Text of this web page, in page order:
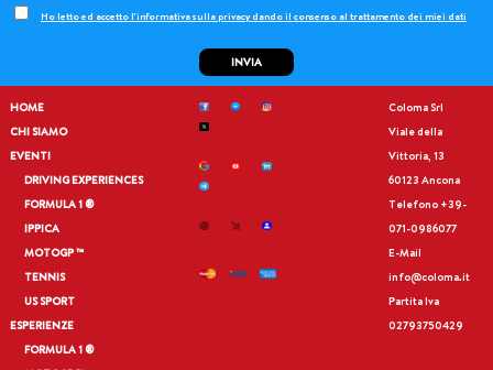
Ho letto ed accetto l'informativa sulla privacy dando il consenso al trattamento dei miei dati
INVIA
HOME
CHI SIAMO
EVENTI
DRIVING EXPERIENCES
FORMULA 1 ®
IPPICA
MOTOGP ™
TENNIS
US SPORT
ESPERIENZE
FORMULA 1 ®
Coloma Srl
Viale della
Vittoria, 13
60123 Ancona
Telefono +39-
071-0986077
E-Mail
info@coloma.it
Partita Iva
02793750429